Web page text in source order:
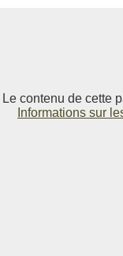
Le contenu de cette
Informations sur